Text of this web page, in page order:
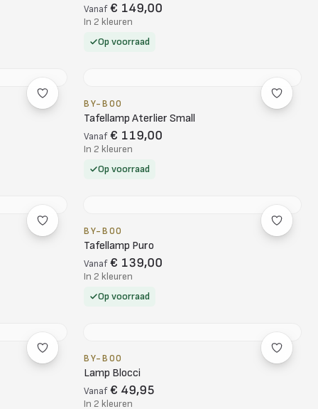
Vanaf € 149,00
In 2 kleuren
Op voorraad
BY-BOO
Tafellamp Aterlier Small
Vanaf € 119,00
In 2 kleuren
Op voorraad
BY-BOO
Tafellamp Puro
Vanaf € 139,00
In 2 kleuren
Op voorraad
BY-BOO
Lamp Blocci
Vanaf € 49,95
In 2 kleuren